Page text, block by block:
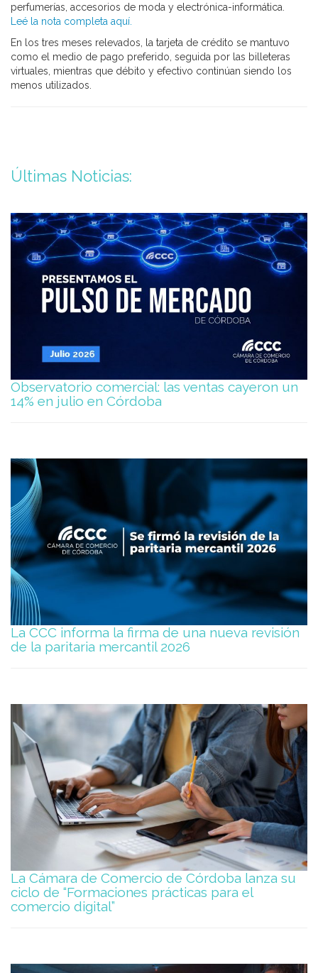
perfumerías, accesorios de moda y electrónica-informática.
Leé la nota completa aquí.
En los tres meses relevados, la tarjeta de crédito se mantuvo
como el medio de pago preferido, seguida por las billeteras
virtuales, mientras que débito y efectivo continúan siendo los
menos utilizados.
Últimas Noticias:
Observatorio comercial: las ventas cayeron un
14% en julio en Córdoba
La CCC informa la firma de una nueva revisión
de la paritaria mercantil 2026
La Cámara de Comercio de Córdoba lanza su
ciclo de “Formaciones prácticas para el
comercio digital”